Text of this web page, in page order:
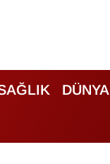
DÜNYA